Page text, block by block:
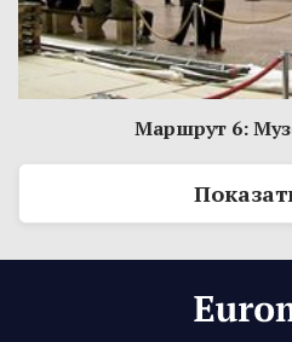
Маршрут 6: